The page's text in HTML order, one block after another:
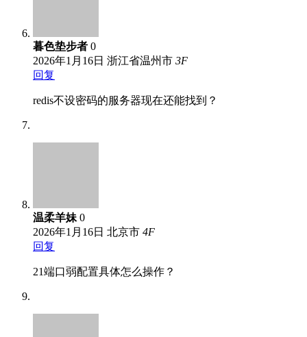
暮色垫步者 0
2026年1月16日 浙江省温州市 3F
回复
redis不设密码的服务器现在还能找到？
温柔羊妹 0
2026年1月16日 北京市 4F
回复
21端口弱配置具体怎么操作？